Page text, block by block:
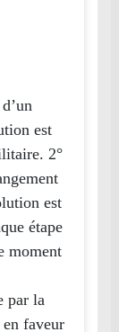
est
2°
est
étape
moment
par la
faveur